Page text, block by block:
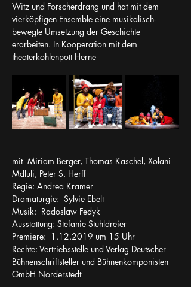
Witz und Forscherdrang und hat mit dem
vierköpfigen Ensemble eine musikalisch-
bewegte Umsetzung der Geschichte
erarbeiten. In Kooperation mit dem
theaterkohlenpott Herne
mit  Miriam Berger, Thomas Kaschel, Xolani
Mdluli, Peter S. Herff
Regie: Andrea Kramer
Dramaturgie:  Sylvie Ebelt
Musik:  Radoslaw Fedyk
Ausstattung: Stefanie Stuhldreier
Premiere:  1.12.2019 um 15 Uhr
Rechte: Vertriebsstelle und Verlag Deutscher
Bühnenschriftsteller und Bühnenkomponisten
GmbH Norderstedt